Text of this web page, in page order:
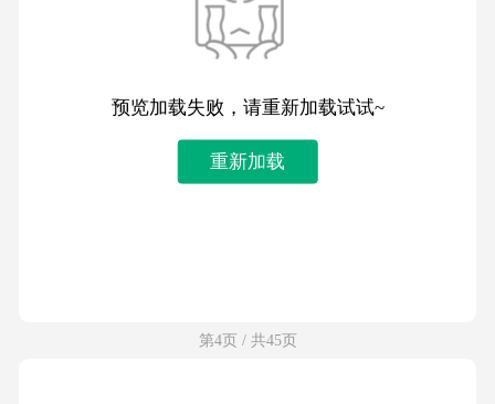
预览加载失败，请重新加载试试~
重新加载
第4页 / 共45页